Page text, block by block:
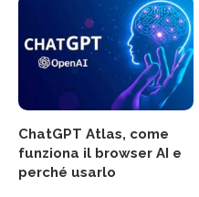
ChatGPT Atlas, come
funziona il browser AI e
perché usarlo